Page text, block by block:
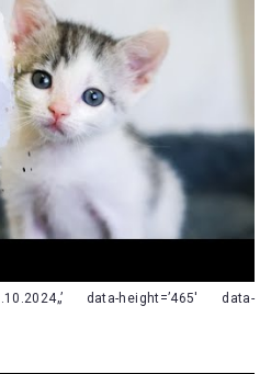
data-height=’465′ data-